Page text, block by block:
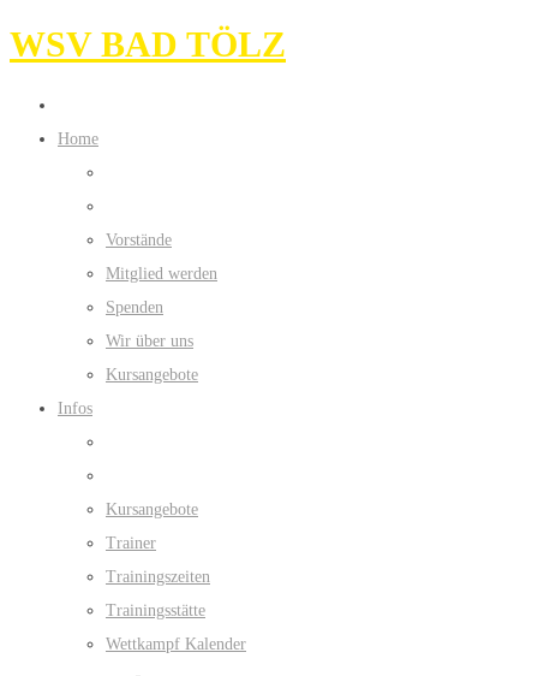
WSV BAD TÖLZ
Home
Vorstände
Mitglied werden
Spenden
Wir über uns
Kursangebote
Infos
Kursangebote
Trainer
Trainingszeiten
Trainingsstätte
Wettkampf Kalender